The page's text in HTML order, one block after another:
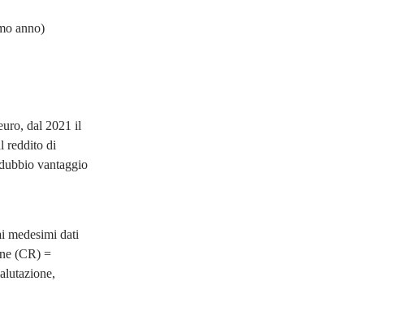
anno)
dal 2021 il
reddito di
vantaggio
medesimi dati
(CR) =